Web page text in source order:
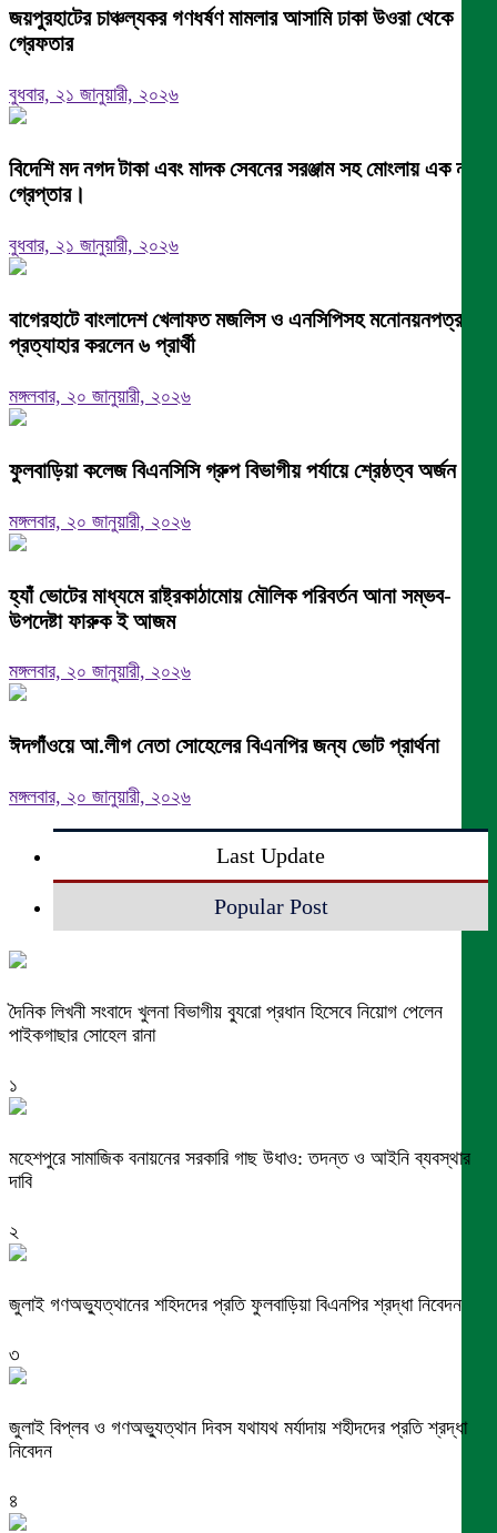
জয়পুরহাটের চাঞ্চল্যকর গণধর্ষণ মামলার আসামি ঢাকা উওরা থেকে
গ্রেফতার
বুধবার, ২১ জানুয়ারী, ২০২৬
বিদেশি মদ নগদ টাকা এবং মাদক সেবনের সরঞ্জাম সহ মোংলায় এক নারী
গ্রেপ্তার।
বুধবার, ২১ জানুয়ারী, ২০২৬
বাগেরহাটে বাংলাদেশ খেলাফত মজলিস ও এনসিপিসহ মনোনয়নপত্র
প্রত্যাহার করলেন ৬ প্রার্থী
মঙ্গলবার, ২০ জানুয়ারী, ২০২৬
ফুলবাড়িয়া কলেজ বিএনসিসি গ্রুপ বিভাগীয় পর্যায়ে শ্রেষ্ঠত্ব অর্জন।
মঙ্গলবার, ২০ জানুয়ারী, ২০২৬
হ্যাঁ ভোটের মাধ্যমে রাষ্ট্রকাঠামোয় মৌলিক পরিবর্তন আনা সম্ভব-
উপদেষ্টা ফারুক ই আজম
মঙ্গলবার, ২০ জানুয়ারী, ২০২৬
ঈদগাঁওয়ে আ.লীগ নেতা সোহেলের বিএনপির জন্য ভোট প্রার্থনা
মঙ্গলবার, ২০ জানুয়ারী, ২০২৬
Last Update
Popular Post
দৈনিক লিখনী সংবাদে খুলনা বিভাগীয় ব্যুরো প্রধান হিসেবে নিয়োগ পেলেন
পাইকগাছার সোহেল রানা
১
মহেশপুরে সামাজিক বনায়নের সরকারি গাছ উধাও: তদন্ত ও আইনি ব্যবস্থার
দাবি
২
জুলাই গণঅভ্যুত্থানের শহিদদের প্রতি ফুলবাড়িয়া বিএনপির শ্রদ্ধা নিবেদন
৩
জুলাই বিপ্লব ও গণঅভ্যুত্থান দিবস যথাযথ মর্যাদায় শহীদদের প্রতি শ্রদ্ধা
নিবেদন
৪